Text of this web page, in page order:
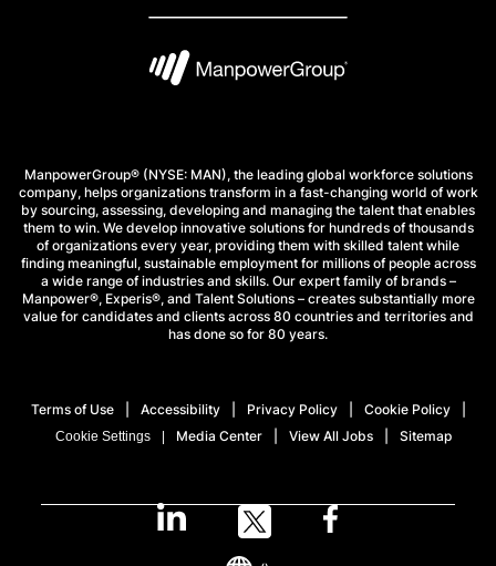
ManpowerGroup® (NYSE: MAN), the leading global workforce solutions
company, helps organizations transform in a fast-changing world of work
by sourcing, assessing, developing and managing the talent that enables
them to win. We develop innovative solutions for hundreds of thousands
of organizations every year, providing them with skilled talent while
finding meaningful, sustainable employment for millions of people across
a wide range of industries and skills. Our expert family of brands –
Manpower®, Experis®, and Talent Solutions – creates substantially more
value for candidates and clients across 80 countries and territories and
has done so for 80 years.
Terms of Use Accessibility Privacy Policy Cookie Policy
Cookie Settings Media Center View All Jobs Sitemap